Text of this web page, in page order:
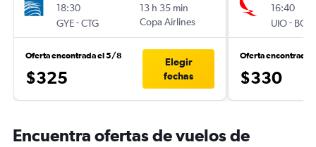
18:30
GYE-CTG
13 h 35 min
Copa Airlines
Oferta encontrada el 5/8
$325
Elegir
fechas
16:40
UIO- BOG
Oferta encontrada
$330
Encuentra ofertas de vuelos de